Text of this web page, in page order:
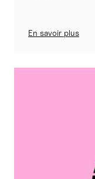
En savoir plus